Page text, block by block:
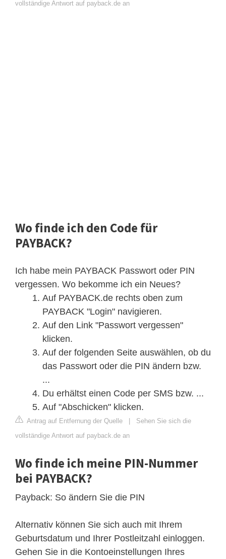
vollständige Antwort auf payback.de an
Wo finde ich den Code für
PAYBACK?
Ich habe mein PAYBACK Passwort oder PIN
vergessen. Wo bekomme ich ein Neues?
Auf PAYBACK.de rechts oben zum
PAYBACK "Login" navigieren.
Auf den Link "Passwort vergessen"
klicken.
Auf der folgenden Seite auswählen, ob du
das Passwort oder die PIN ändern bzw.
...
Du erhältst einen Code per SMS bzw. ...
Auf "Abschicken" klicken.
Antrag auf Entfernung der Quelle
Sehen Sie sich die
vollständige Antwort auf payback.de an
Wo finde ich meine PIN-Nummer
bei PAYBACK?
Payback: So ändern Sie die PIN
Alternativ können Sie sich auch mit Ihrem
Geburtsdatum und Ihrer Postleitzahl einloggen.
Gehen Sie in die Kontoeinstellungen Ihres